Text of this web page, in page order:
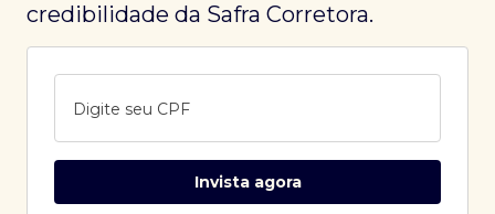
credibilidade da Safra Corretora.
Digite seu CPF
Invista agora